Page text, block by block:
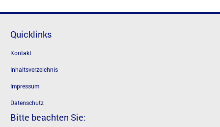
Quicklinks
Kontakt
Inhaltsverzeichnis
Impressum
Datenschutz
Bitte beachten Sie: